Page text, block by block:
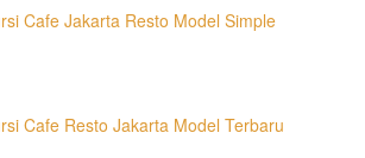
Cafe Jakarta Resto Model Simple
Cafe Resto Jakarta Model Terbaru